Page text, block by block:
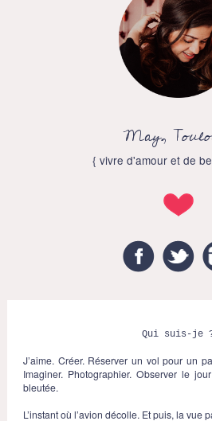
May,
{ vivre d'amour et de
Facebook
Qui suis-je
J’aime. Créer. Réserver un vol pour un
Imaginer. Photographier. Observer le
bleutée.
L’instant où l’avion décolle. Et puis, la vue